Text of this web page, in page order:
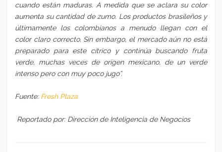
cuando están maduras. A medida que se aclara su color
aumenta su cantidad de zumo. Los productos brasileños y
últimamente los colombianos a menudo llegan con el
color claro correcto. Sin embargo, el mercado aún no está
preparado para este cítrico y continúa buscando fruta
verde, muchas veces de origen mexicano, de un verde
intenso pero con muy poco jugo”.
Fuente: Fresh Plaza
Reportado por: Dirección de Inteligencia de Negocios